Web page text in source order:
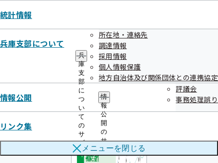
統計情報
兵庫支部について
兵
庫
支
部
に
つ
い
て
の
サ
ブ
メ
所在地・連絡先
調達情報
採用情報
個人情報保護
地方自治体及び関係団体との連携協定
情報公開
情
報
公
開
の
サ
ブ
メ
評議会
事務処理誤り
リンク集
メニューを閉じる